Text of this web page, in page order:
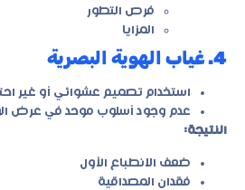
فرص التطور
المزايا
4. غياب الهوية البصرية
استخدام تصميم عشوائي أو غير
عدم وجود أسلوب موحد في عرض
النتيجة:
ضعف الانطباع الأول
فقدان المصداقية